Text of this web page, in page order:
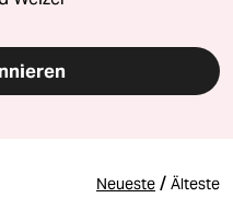
Neueste / Älteste